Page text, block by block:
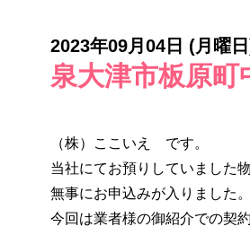
2023年09月04日 (月曜
泉大津市板原
（株）ここいえ です。
当社にてお預りしていました
無事にお申込みが入りました。
今回は業者様の御紹介での契